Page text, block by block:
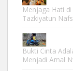
Menjaga Hati
Tazkiyatun
Bukti Cinta
Menjadi Amal